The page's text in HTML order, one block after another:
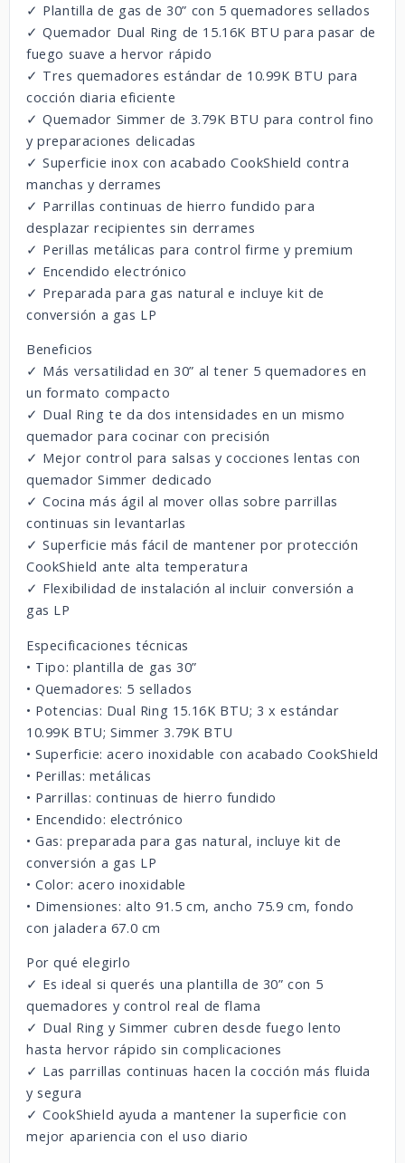
✓ Plantilla de gas de 30” con 5 quemadores sellados
✓ Quemador Dual Ring de 15.16K BTU para pasar de
fuego suave a hervor rápido
✓ Tres quemadores estándar de 10.99K BTU para
cocción diaria eficiente
✓ Quemador Simmer de 3.79K BTU para control fino
y preparaciones delicadas
✓ Superficie inox con acabado CookShield contra
manchas y derrames
✓ Parrillas continuas de hierro fundido para
desplazar recipientes sin derrames
✓ Perillas metálicas para control firme y premium
✓ Encendido electrónico
✓ Preparada para gas natural e incluye kit de
conversión a gas LP
Beneficios
✓ Más versatilidad en 30” al tener 5 quemadores en
un formato compacto
✓ Dual Ring te da dos intensidades en un mismo
quemador para cocinar con precisión
✓ Mejor control para salsas y cocciones lentas con
quemador Simmer dedicado
✓ Cocina más ágil al mover ollas sobre parrillas
continuas sin levantarlas
✓ Superficie más fácil de mantener por protección
CookShield ante alta temperatura
✓ Flexibilidad de instalación al incluir conversión a
gas LP
Especificaciones técnicas
• Tipo: plantilla de gas 30”
• Quemadores: 5 sellados
• Potencias: Dual Ring 15.16K BTU; 3 x estándar
10.99K BTU; Simmer 3.79K BTU
• Superficie: acero inoxidable con acabado CookShield
• Perillas: metálicas
• Parrillas: continuas de hierro fundido
• Encendido: electrónico
• Gas: preparada para gas natural, incluye kit de
conversión a gas LP
• Color: acero inoxidable
• Dimensiones: alto 91.5 cm, ancho 75.9 cm, fondo
con jaladera 67.0 cm
Por qué elegirlo
✓ Es ideal si querés una plantilla de 30” con 5
quemadores y control real de flama
✓ Dual Ring y Simmer cubren desde fuego lento
hasta hervor rápido sin complicaciones
✓ Las parrillas continuas hacen la cocción más fluida
y segura
✓ CookShield ayuda a mantener la superficie con
mejor apariencia con el uso diario